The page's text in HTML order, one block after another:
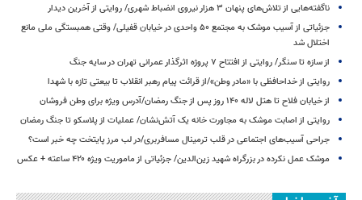
ناگفته‌هایی از تلاش‌های پنهان ۳ هزار نیروی انضباط شهری/ روایتی از آخرین دیدار
جزئیاتی از آسیب موشک به مجتمع ۵۰ واحدی در خیابان قفیلی/ وقتی همبستگی ملی مانع
اختلال شد
از سازه تا سنگر/ روایتی از افتتاح ۷ پروژه اثرگذار عمرانی تهران در سایه جنگ
روایتی از خداحافظی با «مادر وطن»/از قرائت پیام‌ رهبر انقلاب تا بیعتی تازه با شهدا
از خیابان فلاح تا هتل لاله ۱۴۰ روز پس از جنگ رمضان/آدرس ویژه برای وطن فروشان
روایتی از اصابت موشک به مجاورت خانه یک آتش‌نشان/ عملیات از پلاسکو تا جنگ رمضان
جراحی آسیب‌های اجتماعی در قلب ترمینال مسافربری/در لب مرز پایتخت چه خبر است؟
موشک عمل نکرده در بزرگراه شهید زین‌الدین/ جزئیاتی از ماموریت ویژه ۴۲۰ ساعته + عکس